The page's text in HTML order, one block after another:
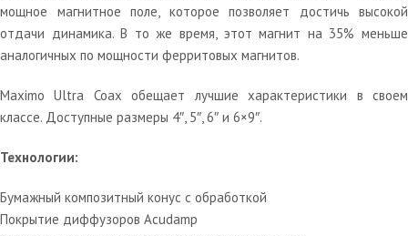
мощное магнитное поле, которое позволяет достичь высокой
отдачи динамика. В то же время, этот магнит на 35% меньше
аналогичных по мощности ферритовых магнитов.
Maximo Ultra Coax обещает лучшие характеристики в своем
классе. Доступные размеры 4″, 5″, 6″ и 6×9″.
Технологии:
Бумажный композитный конус с обработкой
Покрытие диффузоров Acudamp